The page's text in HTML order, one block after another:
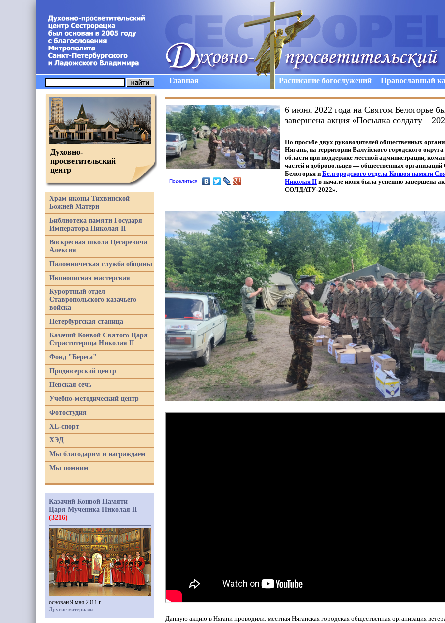
Главная Расписание богослужений Православный
Поделиться
6 июня 2022 года на Святом Белогорье
завершена акция «Посылка солдату –
По просьбе двух руководителей общественных
Нягань, на территории Валуйского городского
области при поддержке местной администрации,
частей и добровольцев — общественных организаций
Белогорья и Белгородского отдела Конвоя памяти
Николая II в начале июня была успешно завершена
СОЛДАТУ-2022».
Данную акцию в Нягани проводили: местная Няганская городская общественная организация
Духовно-
просветительский
центр
Храм иконы Тихвинской
Божией Матери
Библиотека памяти Государя
Императора Николая II
Воскресная школа Цесаревича
Алексия
Паломническая служба общины
Иконописная мастерская
Курортный отдел
Ставропольского казачьего
войска
Петербургская станица
Казачий Конвой Святого Царя
Страстотерпца Николая II
Фонд "Берега"
Продюсерский центр
Невская сечь
Учебно-методический центр
Фотостудия
XL-спорт
ХЭД
Мы благодарим и награждаем
Мы помним
Казачий Конвой Памяти
Царя Мученика Николая II
(3216)
основан 9 мая 2011 г.
Другие материалы